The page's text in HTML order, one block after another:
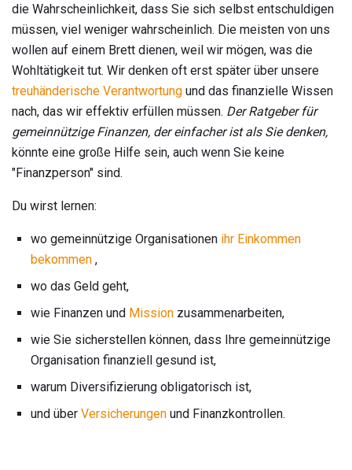
die Wahrscheinlichkeit, dass Sie sich selbst entschuldigen
müssen, viel weniger wahrscheinlich. Die meisten von uns
wollen auf einem Brett dienen, weil wir mögen, was die
Wohltätigkeit tut. Wir denken oft erst später über unsere
treuhänderische Verantwortung und das finanzielle Wissen
nach, das wir effektiv erfüllen müssen. Der Ratgeber für
gemeinnützige Finanzen, der einfacher ist als Sie denken,
könnte eine große Hilfe sein, auch wenn Sie keine
"Finanzperson" sind.
Du wirst lernen:
wo gemeinnützige Organisationen ihr Einkommen
bekommen ,
wo das Geld geht,
wie Finanzen und Mission zusammenarbeiten,
wie Sie sicherstellen können, dass Ihre gemeinnützige
Organisation finanziell gesund ist,
warum Diversifizierung obligatorisch ist,
und über Versicherungen und Finanzkontrollen.